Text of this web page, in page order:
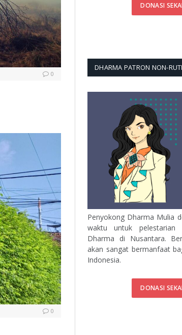
0
0
DONASI
DHARMA PATRON NON-
Penyokong Dharma Mulia
waktu untuk pelestarian
Dharma di Nusantara.
akan sangat bermanfaat
Indonesia.
DONASI